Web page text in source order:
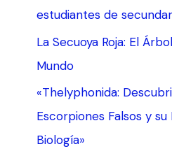
estudiantes de
La Secuoya Roja: El
Mundo
«Thelyphonida:
Escorpiones Falsos y su
Biología»